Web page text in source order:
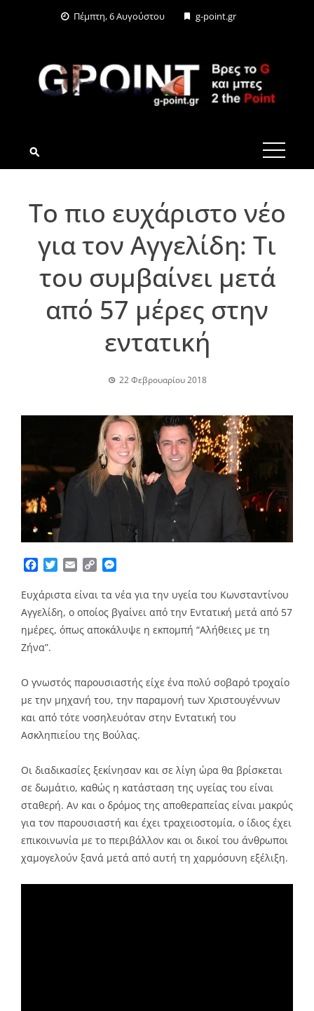
Πέμπτη, 6 Αυγούστου g-point.gr
G-POINT.GR
Το πιο ευχάριστο νέο
για τον Αγγελίδη: Τι
του συμβαίνει μετά
από 57 μέρες στην
εντατική
22 Φεβρουαρίου 2018
Facebook
TwitterEmailCopy
Ευχάριστα είναι τα νέα για την υγεία του Κωνσταντίνου
Αγγελίδη, ο οποίος βγαίνει από την Εντατική μετά από 57
ημέρες, όπως αποκάλυψε η εκπομπή “Αλήθειες με τη
Ζήνα”.
Ο γνωστός παρουσιαστής είχε ένα πολύ σοβαρό τροχαίο
με την μηχανή του, την παραμονή των Χριστουγέννων
και από τότε νοσηλευόταν στην Εντατική του
Ασκληπιείου της Βούλας.
Οι διαδικασίες ξεκίνησαν και σε λίγη ώρα θα βρίσκεται
σε δωμάτιο, καθώς η κατάσταση της υγείας του είναι
σταθερή. Αν και ο δρόμος της αποθεραπείας είναι μακρύς
για τον παρουσιαστή και έχει τραχειοστομία, ο ίδιος έχει
επικοινωνία με το περιβάλλον και οι δικοί του άνθρωποι
χαμογελούν ξανά μετά από αυτή τη χαρμόσυνη εξέλιξη.